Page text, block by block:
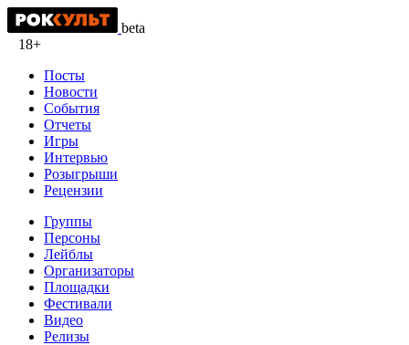
beta
18+
Посты
Новости
События
Отчеты
Игры
Интервью
Розыгрыши
Рецензии
Группы
Персоны
Лейблы
Организаторы
Площадки
Фестивали
Видео
Релизы